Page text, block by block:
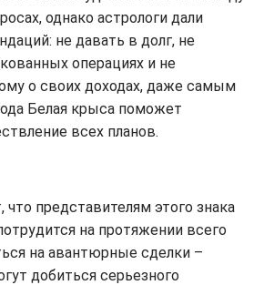
однако астрологи дали
не давать в долг, не
операциях и не
о своих доходах, даже самым
Белая крыса поможет
всех планов.
что представителям этого знака
на протяжении всего
на авантюрные сделки –
добиться серьезного